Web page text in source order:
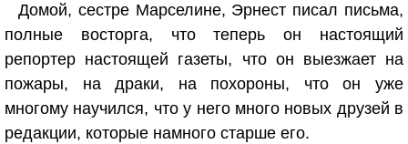
Домой, сестре Марселине, Эрнест писал письма,
полные восторга, что теперь он настоящий
репортер настоящей газеты, что он выезжает на
пожары, на драки, на похороны, что он уже
многому научился, что у него много новых друзей в
редакции, которые намного старше его.